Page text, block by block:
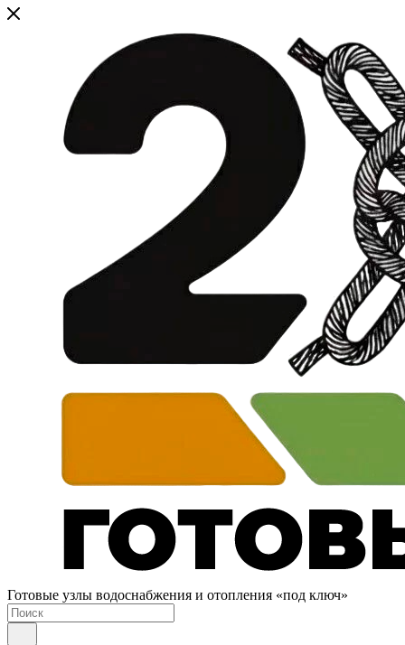
Готовые узлы водоснабжения и отопления «под ключ»